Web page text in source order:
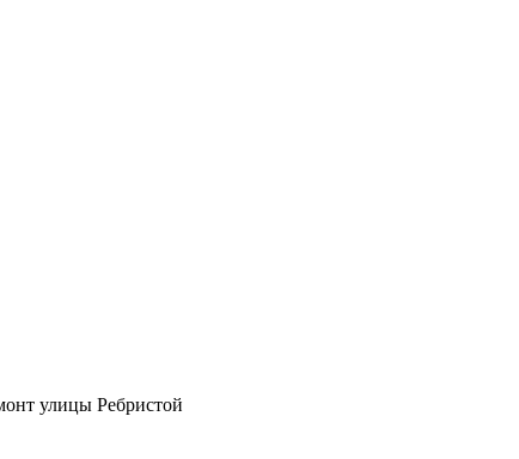
улицы Ребристой